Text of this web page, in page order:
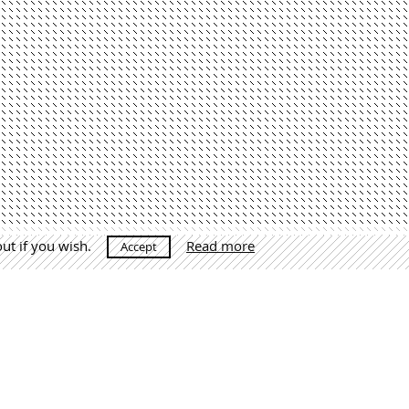
if you wish. Accept Read more